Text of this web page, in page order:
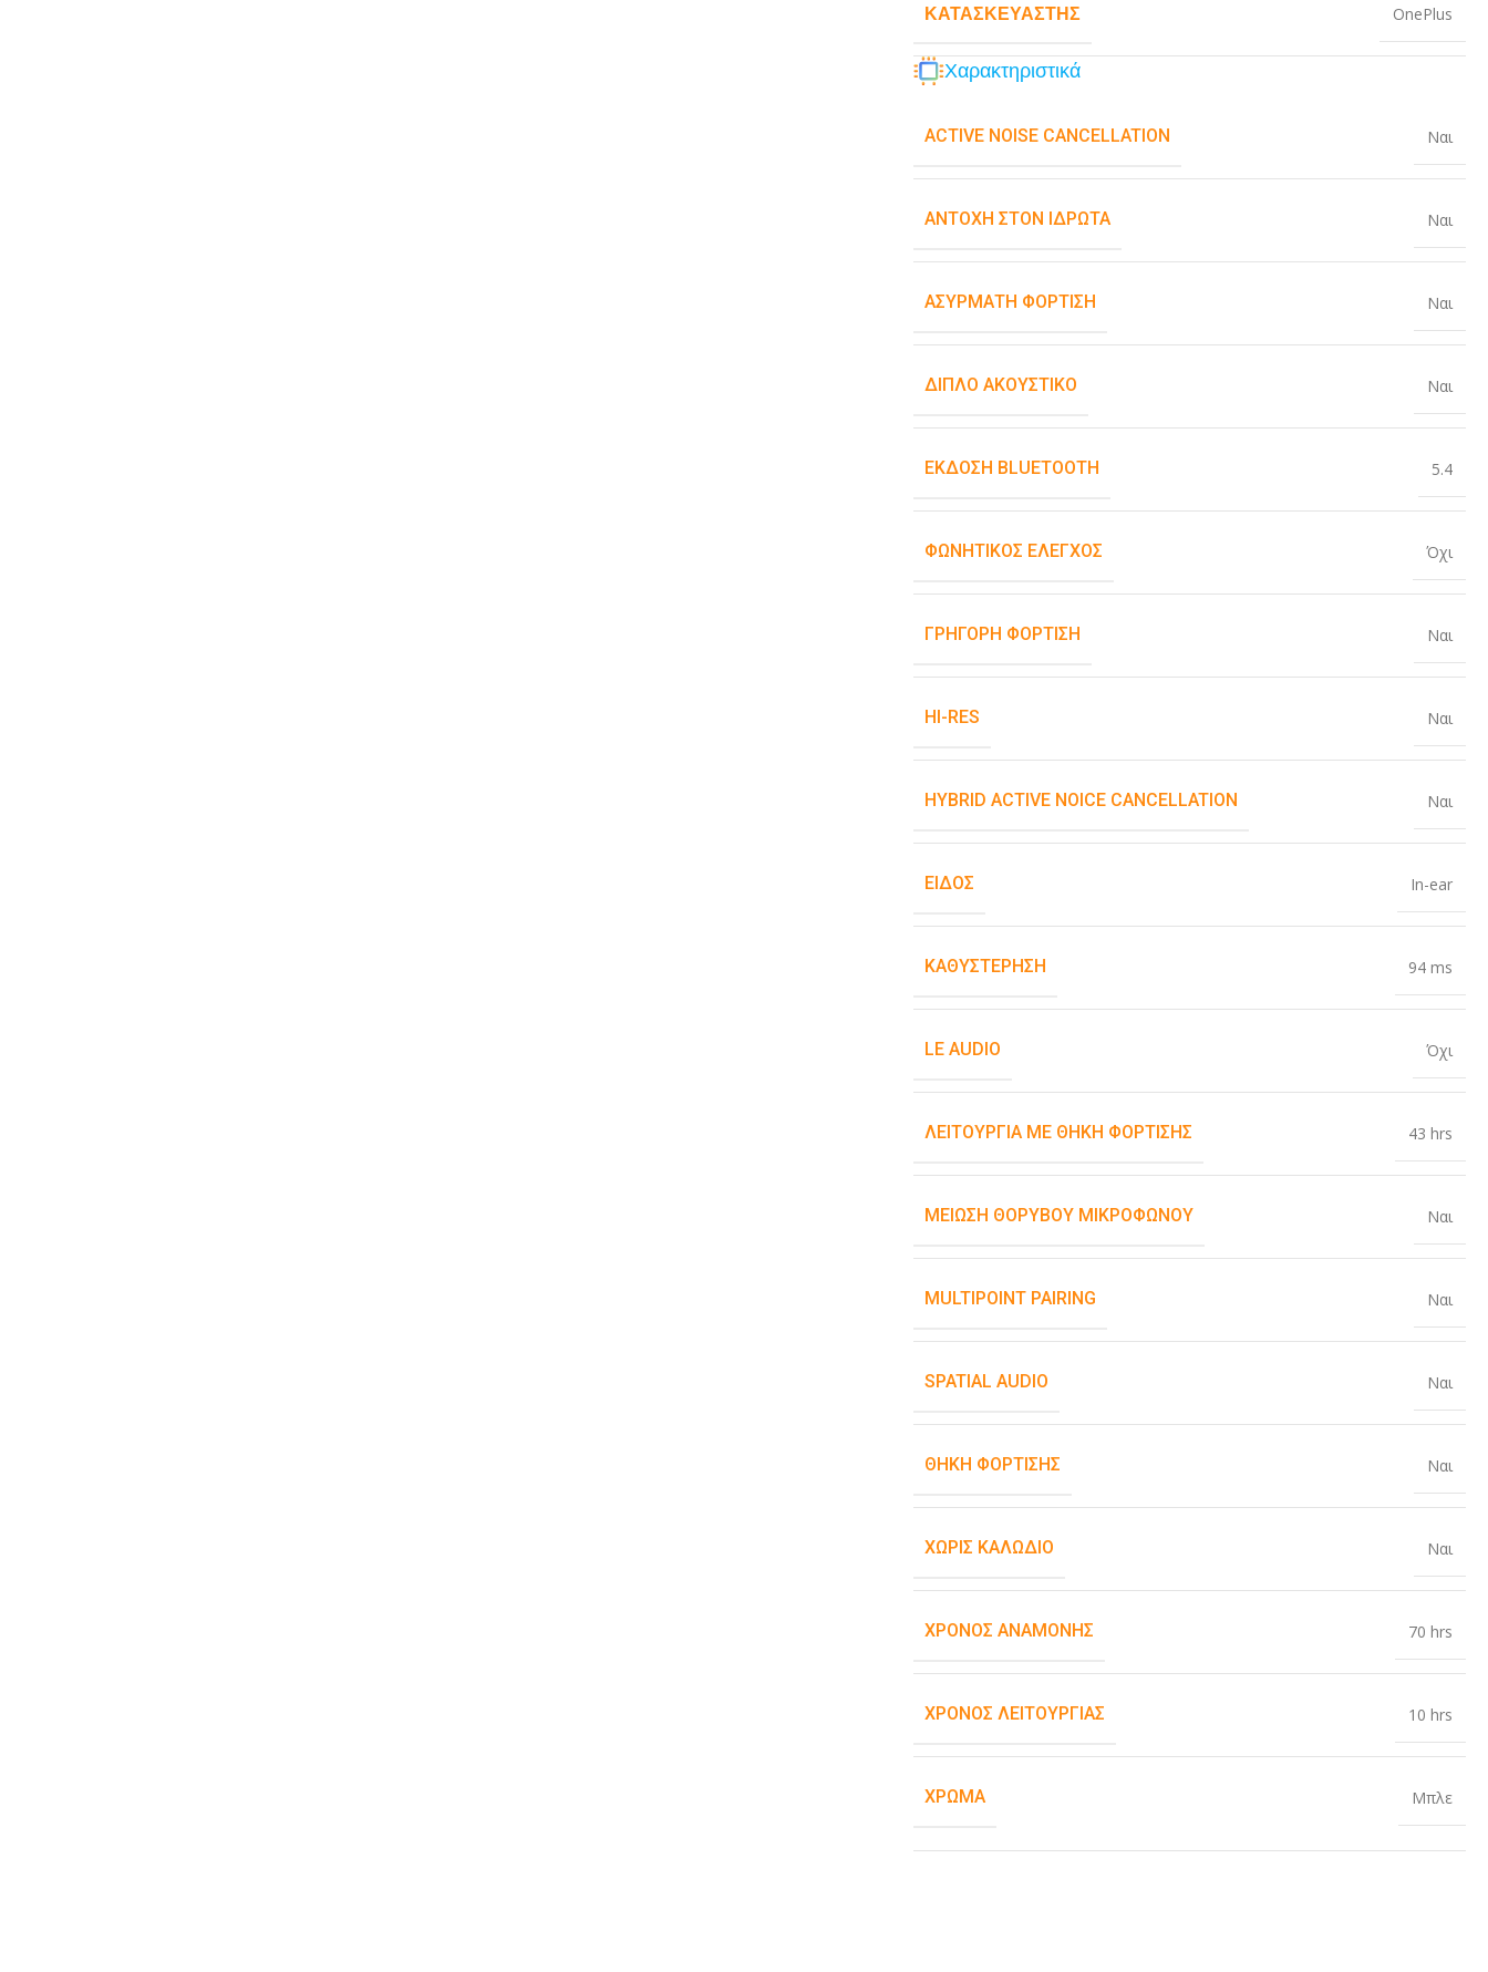
ΚΑΤΑΣΚΕΥΑΣΤΉΣ OnePlus
Χαρακτηριστικά
ACTIVE NOISE CANCELLATION Ναι
ΑΝΤΟΧΉ ΣΤΟΝ ΙΔΡΏΤΑ Ναι
ΑΣΎΡΜΑΤΗ ΦΌΡΤΙΣΗ Ναι
ΔΙΠΛΌ ΑΚΟΥΣΤΙΚΌ Ναι
ΈΚΔΟΣΗ BLUETOOTH 5.4
ΦΩΝΗΤΙΚΌΣ ΈΛΕΓΧΟΣ Όχι
ΓΡΉΓΟΡΗ ΦΌΡΤΙΣΗ Ναι
HI-RES Ναι
HYBRID ACTIVE NOICE CANCELLATION Ναι
ΕΊΔΟΣ In-ear
ΚΑΘΥΣΤΈΡΗΣΗ 94 ms
LE AUDIO Όχι
ΛΕΙΤΟΥΡΓΊΑ ΜΕ ΘΉΚΗ ΦΌΡΤΙΣΗΣ 43 hrs
ΜΕΊΩΣΗ ΘΟΡΎΒΟΥ ΜΙΚΡΟΦΏΝΟΥ Ναι
MULTIPOINT PAIRING Ναι
SPATIAL AUDIO Ναι
ΘΉΚΗ ΦΌΡΤΙΣΗΣ Ναι
ΧΩΡΊΣ ΚΑΛΏΔΙΟ Ναι
ΧΡΌΝΟΣ ΑΝΑΜΟΝΉΣ 70 hrs
ΧΡΌΝΟΣ ΛΕΙΤΟΥΡΓΊΑΣ 10 hrs
ΧΡΏΜΑ Μπλε